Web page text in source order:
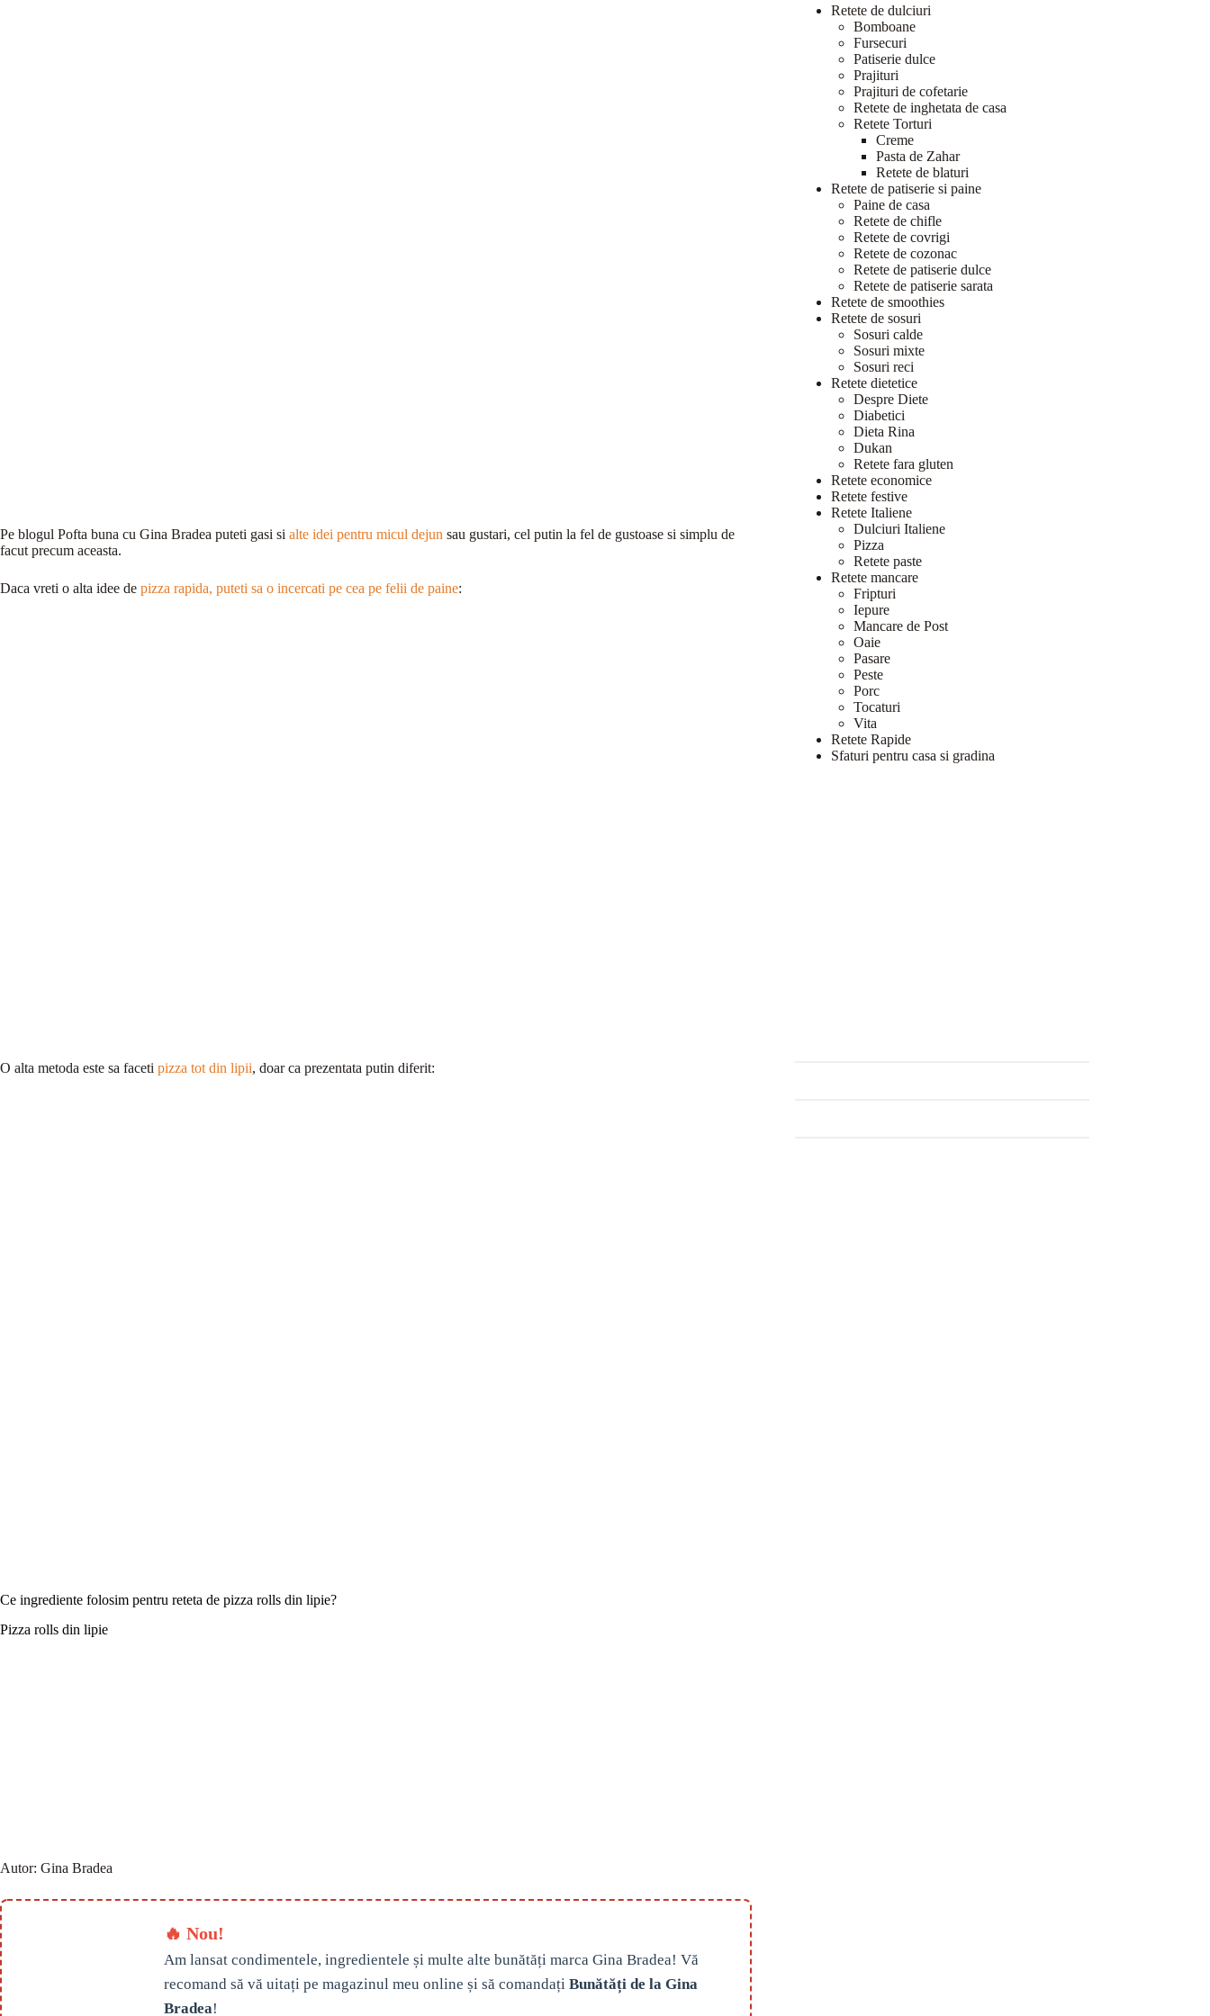
Pe blogul Pofta buna cu Gina Bradea puteti gasi si alte idei pentru micul dejun sau gustari, cel putin la fel de gustoase si simplu de
facut precum aceasta.
Daca vreti o alta idee de pizza rapida, puteti sa o incercati pe cea pe felii de paine:
O alta metoda este sa faceti pizza tot din lipii, doar ca prezentata putin diferit:
Ce ingrediente folosim pentru reteta de pizza rolls din lipie?
Pizza rolls din lipie
Autor: Gina Bradea
🔥 Nou!
Am lansat condimentele, ingredientele și multe alte bunătăți marca Gina Bradea! Vă
recomand să vă uitați pe magazinul meu online și să comandați Bunătăți de la Gina
Bradea!
Retete de dulciuri
Bomboane
Fursecuri
Patiserie dulce
Prajituri
Prajituri de cofetarie
Retete de inghetata de casa
Retete Torturi
Creme
Pasta de Zahar
Retete de blaturi
Retete de patiserie si paine
Paine de casa
Retete de chifle
Retete de covrigi
Retete de cozonac
Retete de patiserie dulce
Retete de patiserie sarata
Retete de smoothies
Retete de sosuri
Sosuri calde
Sosuri mixte
Sosuri reci
Retete dietetice
Despre Diete
Diabetici
Dieta Rina
Dukan
Retete fara gluten
Retete economice
Retete festive
Retete Italiene
Dulciuri Italiene
Pizza
Retete paste
Retete mancare
Fripturi
Iepure
Mancare de Post
Oaie
Pasare
Peste
Porc
Tocaturi
Vita
Retete Rapide
Sfaturi pentru casa si gradina